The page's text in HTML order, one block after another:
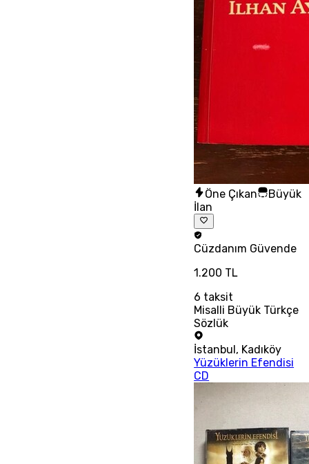
Öne Çıkan
Büyük
İlan
Cüzdanım Güvende
1.200 TL
6 taksit
Misalli Büyük Türkçe
Sözlük
İstanbul, Kadıköy
Yüzüklerin Efendisi
CD